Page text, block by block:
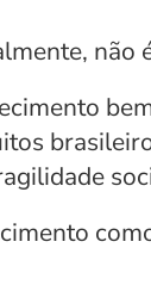
não